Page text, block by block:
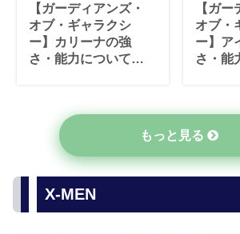
【ガーディアンズ・
オブ・ギャラクシ
ー】カリーナの強
さ・能力について解
【ガー
オブ・
ー】ア
さ・能
もっと見る
X-MEN